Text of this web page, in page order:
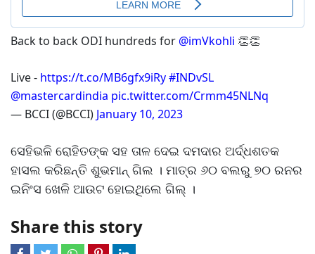
Back to back ODI hundreds for @imVkohli 👏👏
Live - https://t.co/MB6gfx9iRy#INDvSL
@mastercardindia pic.twitter.com/Crmm45NLNq
— BCCI (@BCCI) January 10, 2023
ସେହିଭଳି ରୋହିତଙ୍କ ସହ ତାଳ ଦେଇ ଦମଦାର ଅର୍ଦ୍ଧଶତକ
ହାସଲ କରିଛନ୍ତି ଶୁଭମାନ୍ ଗିଲ । ମାତ୍ର ୬୦ ବଲରୁ ୭୦ ରନର
ଇନିଂସ ଖେଳି ଆଉଟ ହୋଇଥିଲେ ଗିଲ୍ ।
Share this story